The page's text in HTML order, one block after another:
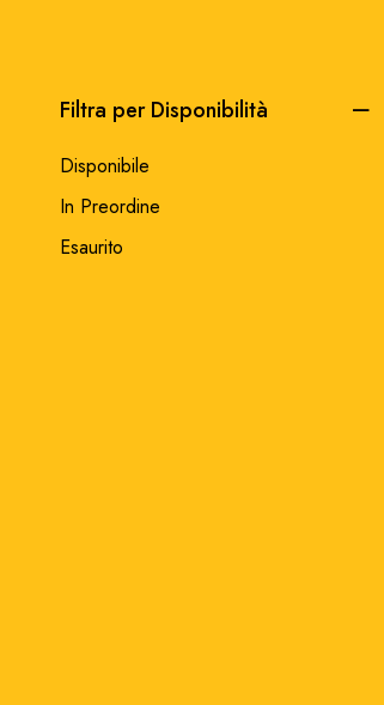
Filtra per Disponibilità
Disponibile
In Preordine
Esaurito